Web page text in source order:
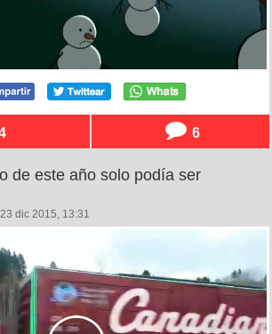
6
de este año solo podía ser
dic 2015, 13:31